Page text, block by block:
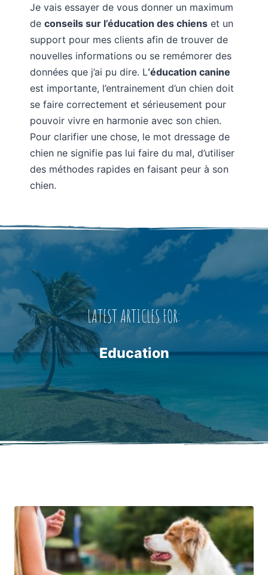
Je vais essayer de vous donner un maximum
de conseils sur l’éducation des chiens et un
support pour mes clients afin de trouver de
nouvelles informations ou se remémorer des
données que j’ai pu dire. L‘éducation canine
est importante, l’entrainement d’un chien doit
se faire correctement et sérieusement pour
pouvoir vivre en harmonie avec son chien.
Pour clarifier une chose, le mot dressage de
chien ne signifie pas lui faire du mal, d’utiliser
des méthodes rapides en faisant peur à son
chien.
LATEST ARTICLES FOR:
Education